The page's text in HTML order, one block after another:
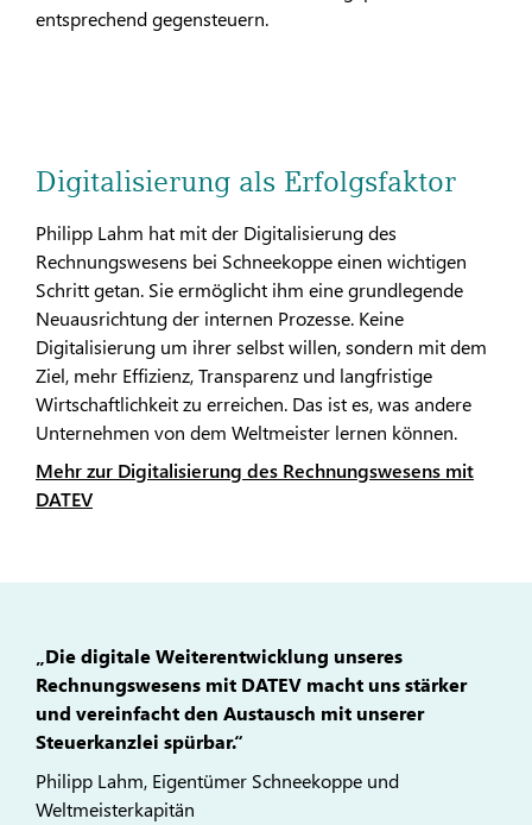
entsprechend gegensteuern.
Digitalisierung als Erfolgsfaktor
Philipp Lahm hat mit der Digitalisierung des
Rechnungswesens bei Schneekoppe einen wichtigen
Schritt getan. Sie ermöglicht ihm eine grundlegende
Neuausrichtung der internen Prozesse. Keine
Digitalisierung um ihrer selbst willen, sondern mit dem
Ziel, mehr Effizienz, Transparenz und langfristige
Wirtschaftlichkeit zu erreichen. Das ist es, was andere
Unternehmen von dem Weltmeister lernen können.
Mehr zur Digitalisierung des Rechnungswesens mit
DATEV
„Die digitale Weiterentwicklung unseres
Rechnungswesens mit DATEV macht uns stärker
und vereinfacht den Austausch mit unserer
Steuerkanzlei spürbar.“
Philipp Lahm, Eigentümer Schneekoppe und
Weltmeisterkapitän